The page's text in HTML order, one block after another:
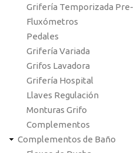
Grifería Temporizada
Fluxómetros
Pedales
Grifería Variada
Grifos Lavadora
Grifería Hospital
Llaves Regulación
Monturas Grifo
Complementos
Complementos de Baño